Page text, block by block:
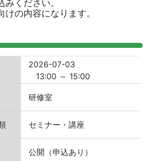
みください。
けの内容になります。
2026-07-03
13:00 ～ 15:00
研修室
セミナー・講座
公開（申込あり）